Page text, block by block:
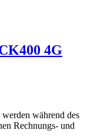
4G
während des
Rechnungs- und